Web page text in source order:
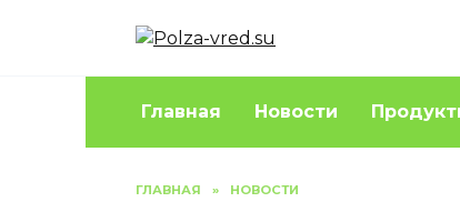
Главная Новости
ГЛАВНАЯ » НОВОСТИ